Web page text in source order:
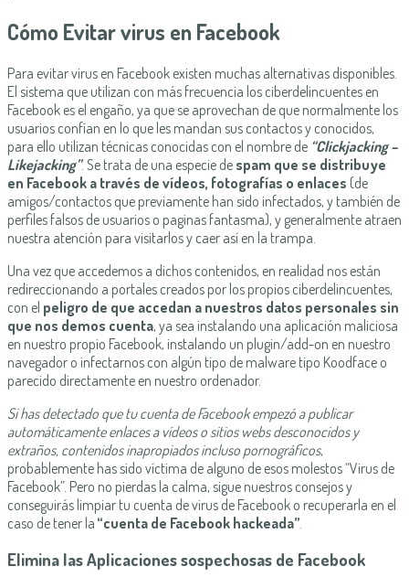
Cómo Evitar virus en Facebook
Para evitar virus en Facebook existen muchas alternativas disponibles.
El sistema que utilizan con más frecuencia los ciberdelincuentes en
Facebook es el engaño, ya que se aprovechan de que normalmente los
usuarios confían en lo que les mandan sus contactos y conocidos,
para ello utilizan técnicas conocidas con el nombre de “Clickjacking –
Likejacking”. Se trata de una especie de spam que se distribuye
en Facebook a través de vídeos, fotografías o enlaces (de
amigos/contactos que previamente han sido infectados, y también de
perfiles falsos de usuarios o paginas fantasma), y generalmente atraen
nuestra atención para visitarlos y caer así en la trampa.
Una vez que accedemos a dichos contenidos, en realidad nos están
redireccionando a portales creados por los propios ciberdelincuentes,
con el peligro de que accedan a nuestros datos personales sin
que nos demos cuenta, ya sea instalando una aplicación maliciosa
en nuestro propio Facebook, instalando un plugin/add-on en nuestro
navegador o infectarnos con algún tipo de malware tipo Koodface o
parecido directamente en nuestro ordenador.
Si has detectado que tu cuenta de Facebook empezó a publicar
automáticamente enlaces a vídeos o sitios webs desconocidos y
extraños, contenidos inapropiados incluso pornográficos,
probablemente has sido víctima de alguno de esos molestos “Virus de
Facebook”. Pero no pierdas la calma, sigue nuestros consejos y
conseguirás limpiar tu cuenta de virus de Facebook o recuperarla en el
caso de tener la “cuenta de Facebook hackeada”
Elimina las Aplicaciones sospechosas de Facebook